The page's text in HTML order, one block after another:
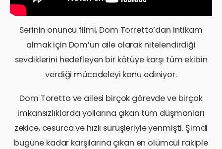
Serinin onuncu filmi, Dom Torretto’dan intikam
almak için Dom’un aile olarak nitelendirdiği
sevdiklerini hedefleyen bir kötüye karşı tüm ekibin
verdiği mücadeleyi konu ediniyor.
Dom Toretto ve ailesi birçok görevde ve birçok
imkansızlıklarda yollarına çıkan tüm düşmanları
zekice, cesurca ve hızlı sürüşleriyle yenmişti. Şimdi
bugüne kadar karşılarına çıkan en ölümcül rakiple